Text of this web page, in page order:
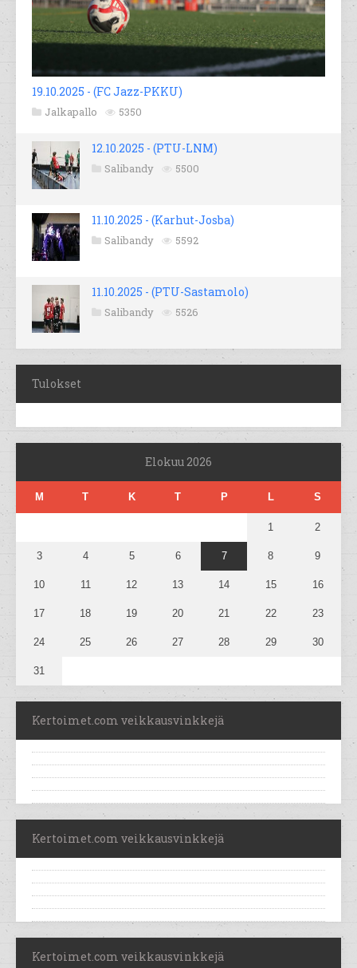
19.10.2025 - (FC Jazz-PKKU)
Jalkapallo 5350
12.10.2025 - (PTU-LNM)
Salibandy 5500
11.10.2025 - (Karhut-Josba)
Salibandy 5592
11.10.2025 - (PTU-Sastamolo)
Salibandy 5526
Tulokset
Elokuu 2026
M T K T P L S
1 2
3 4 5 6 7 8 9
10 11 12 13 14 15 16
17 18 19 20 21 22 23
24 25 26 27 28 29 30
31
Kertoimet.com veikkausvinkkejä
Kertoimet.com veikkausvinkkejä
Kertoimet.com veikkausvinkkejä